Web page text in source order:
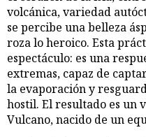
volcánica, variedad
se percibe una belleza
roza lo heroico. Esta
espectáculo: es una
extremas, capaz de
la evaporación y
hostil. El resultado es un
Vulcano, nacido de un